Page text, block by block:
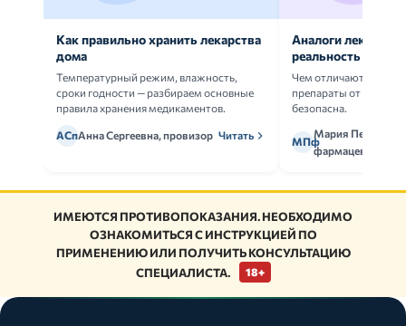
Как правильно хранить лекарства
дома
Температурный режим, влажность,
сроки годности — разбираем основные
правила хранения медикаментов.
АСпАнна Сергеевна, провизор Читать
Аналоги
реальность
Чем отличаются
препараты от
безопасна.
МПф
Мария Петрова,
фармацевт
ИМЕЮТСЯ ПРОТИВОПОКАЗАНИЯ. НЕОБХОДИМО
ОЗНАКОМИТЬСЯ С ИНСТРУКЦИЕЙ ПО
ПРИМЕНЕНИЮ ИЛИ ПОЛУЧИТЬ КОНСУЛЬТАЦИЮ
СПЕЦИАЛИСТА.
18+